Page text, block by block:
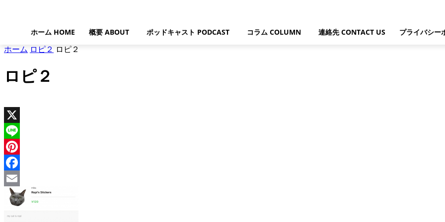
ホーム HOME 概要 ABOUT ポッドキャスト PODCAST コラム COLUMN 連絡先 CONTACT US プライバシー
ホーム ロピ２ ロピ２
ロピ２
X
Line
Pinterest
Facebook
Email